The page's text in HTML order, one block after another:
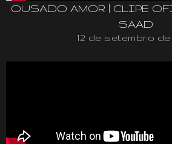
OUSADO AMOR | CLIPE
SAAD
12 de setembro de